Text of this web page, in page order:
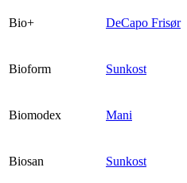
Bio+ DeCapo Frisør
Bioform Sunkost
Biomodex Mani
Biosan Sunkost